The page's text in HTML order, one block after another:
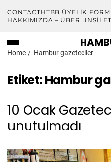
CONTACTHTBB ÜYELIK
HAKKIMIZDA – ÜBER UNS
Home Hambur gazeteciler
Etiket:Hambur
10 Ocak
unutulmadı